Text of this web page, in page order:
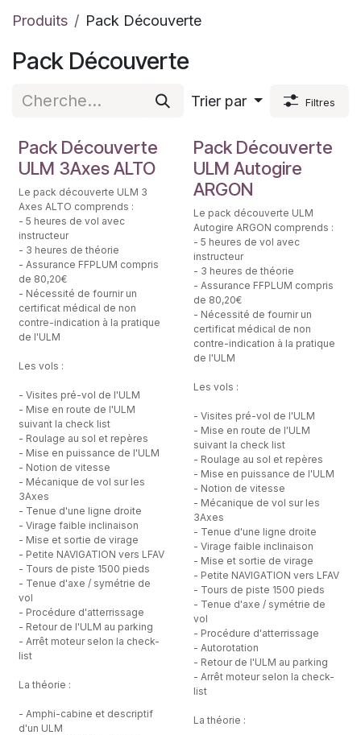
Produits Pack Découverte
Pack Découverte
Trier par Filtres
Initiation au pilotage
Pack Découverte
ULM 3Axes ALTO
Le pack découverte ULM 3
Axes ALTO comprends :
- 5 heures de vol avec
instructeur
- 3 heures de théorie
- Assurance FFPLUM compris
de 80,20€
- Nécessité de fournir un
certificat médical de non
contre-indication à la pratique
de l'ULM
Les vols :
- Visites pré-vol de l'ULM
- Mise en route de l'ULM
suivant la check list
- Roulage au sol et repères
- Mise en puissance de l'ULM
- Notion de vitesse
- Mécanique de vol sur les
3Axes
- Tenue d'une ligne droite
- Virage faible inclinaison
- Mise et sortie de virage
- Petite NAVIGATION vers LFAV
- Tours de piste 1500 pieds
- Tenue d'axe / symétrie de
vol
- Procédure d'atterrissage
- Retour de l'ULM au parking
- Arrêt moteur selon la check-
list
La théorie :
- Amphi-cabine et descriptif
d'un ULM
Initiation au pilotage
Pack Découverte
ULM Autogire
ARGON
Le pack découverte ULM
Autogire ARGON comprends :
- 5 heures de vol avec
instructeur
- 3 heures de théorie
- Assurance FFPLUM compris
de 80,20€
- Nécessité de fournir un
certificat médical de non
contre-indication à la pratique
de l'ULM
Les vols :
- Visites pré-vol de l'ULM
- Mise en route de l'ULM
suivant la check list
- Roulage au sol et repères
- Mise en puissance de l'ULM
- Notion de vitesse
- Mécanique de vol sur les
3Axes
- Tenue d'une ligne droite
- Virage faible inclinaison
- Mise et sortie de virage
- Petite NAVIGATION vers LFAV
- Tours de piste 1500 pieds
- Tenue d'axe / symétrie de
vol
- Procédure d'atterrissage
- Autorotation
- Retour de l'ULM au parking
- Arrêt moteur selon la check-
list
La théorie :